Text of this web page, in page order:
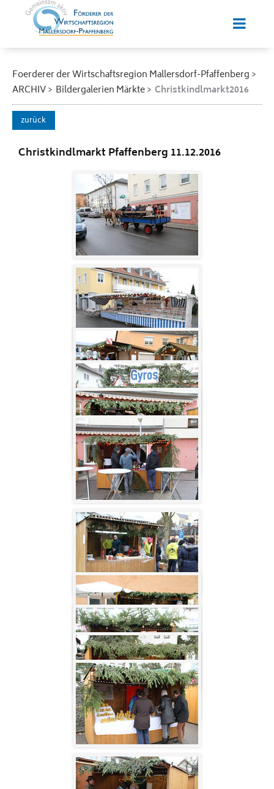
Foerderer der Wirtschaftsregion Mallersdorf-Pfaffenberg
ARCHIV
Bildergalerien Märkte Christkindlmarkt2016
zurück
Christkindlmarkt Pfaffenberg 11.12.2016